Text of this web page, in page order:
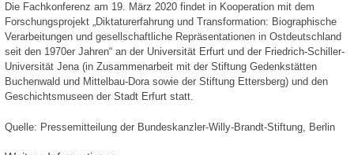
Die Fachkonferenz am 19. März 2020 findet in Kooperation mit dem
Forschungsprojekt „Diktaturerfahrung und Transformation: Biographische
Verarbeitungen und gesellschaftliche Repräsentationen in Ostdeutschland
seit den 1970er Jahren“ an der Universität Erfurt und der Friedrich-Schiller-
Universität Jena (in Zusammenarbeit mit der Stiftung Gedenkstätten
Buchenwald und Mittelbau-Dora sowie der Stiftung Ettersberg) und den
Geschichtsmuseen der Stadt Erfurt statt.
Quelle: Pressemitteilung der Bundeskanzler-Willy-Brandt-Stiftung, Berlin